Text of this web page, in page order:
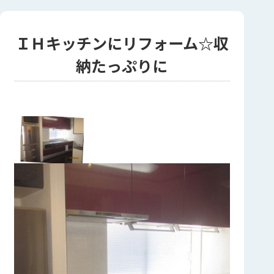
ＩＨキッチンにリフォーム☆収
納たっぷりに